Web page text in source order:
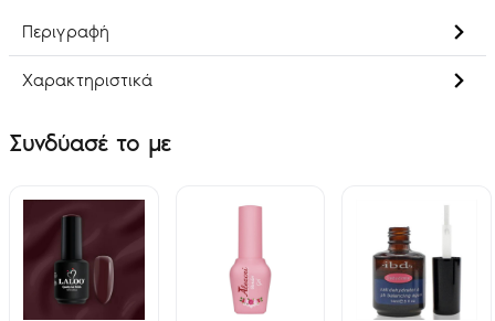
Περιγραφή
Χαρακτηριστικά
Συνδύασέ το με